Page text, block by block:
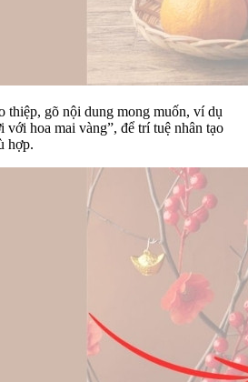
thiệp, gõ nội dung mong muốn, ví dụ
với hoa mai vàng”, để trí tuệ nhân tạo
hợp.